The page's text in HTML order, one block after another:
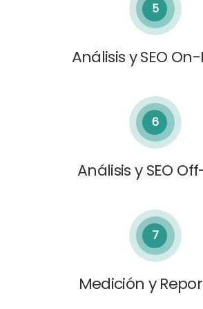
5
Análisis y SEO
6
Análisis y SEO
7
Medición y